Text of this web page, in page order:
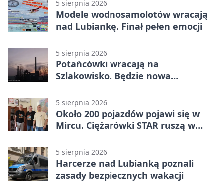
5 sierpnia 2026
Modele wodnosamolotów wracają
nad Lubiankę. Finał pełen emocji
5 sierpnia 2026
Potańcówki wracają na
Szlakowisko. Będzie nowa
5 sierpnia 2026
Około 200 pojazdów pojawi się w
Mircu. Ciężarówki STAR ruszą w
5 sierpnia 2026
Harcerze nad Lubianką poznali
zasady bezpiecznych wakacji